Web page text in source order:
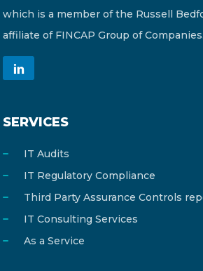
which is a member of the Russell
affiliate of FINCAP Group of Companies.
SERVICES
IT Audits
IT Regulatory Compliance
Third Party Assurance Controls
IT Consulting Services
As a Service